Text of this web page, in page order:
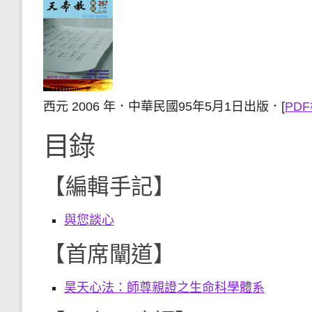
西元 2006 年．中華民國95年5月1日出版．[
目錄
【編輯手記】
與您談心
【首席闡道】
昊天心法：師尊親證之生命科學體系